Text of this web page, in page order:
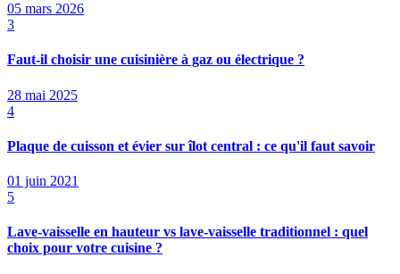
05 mars 2026
3
Faut-il choisir une cuisinière à gaz ou électrique ?
28 mai 2025
4
Plaque de cuisson et évier sur îlot central : ce qu'il faut savoir
01 juin 2021
5
Lave-vaisselle en hauteur vs lave-vaisselle traditionnel : quel
choix pour votre cuisine ?